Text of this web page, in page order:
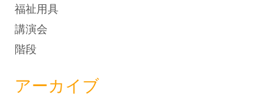
福祉用具
講演会
階段
アーカイブ